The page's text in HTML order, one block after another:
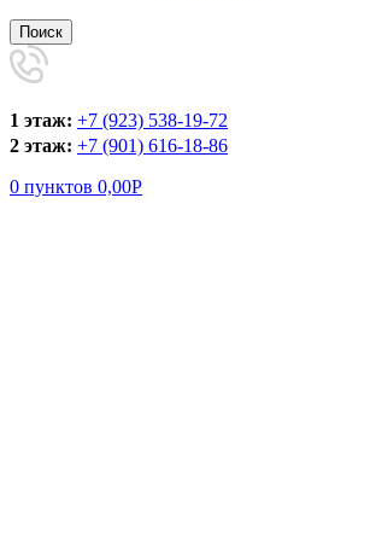
Поиск
1 этаж: +7 (923) 538-19-72
2 этаж: +7 (901) 616-18-86
0 пунктов 0,00Р